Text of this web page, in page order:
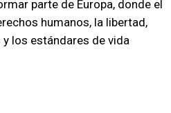
parte de Europa, donde el
humanos, la libertad,
los estándares de vida